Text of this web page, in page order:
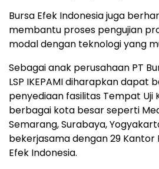
Bursa Efek Indonesia juga
membantu proses pengujian
modal dengan teknologi yang
Sebagai anak perusahaan PT
LSP IKEPAMI diharapkan dapat
penyediaan fasilitas Tempat Uji
berbagai kota besar seperti
Semarang, Surabaya,
bekerjasama dengan 29 Kantor
Efek Indonesia.